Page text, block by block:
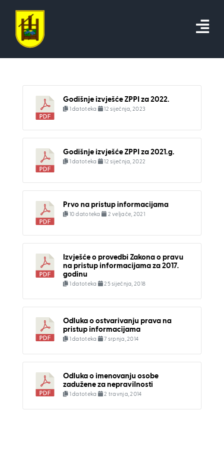
content
Godišnje izvješće ZPPI za 2022.
1 datoteka 12 siječnja, 2023
Godišnje izvješće ZPPI za 2021.g.
1 datoteka 12 siječnja, 2022
Prvo na pristup informacijama
10 datoteka 2 veljače, 2021
Izvješće o provedbi Zakona o pravu
na pristup informacijama za 2017.
godinu
1 datoteka 25 siječnja, 2018
Odluka o ostvarivanju prava na
pristup informacijama
1 datoteka 7 srpnja, 2014
Odluka o imenovanju osobe
zadužene za nepravilnosti
1 datoteka 2 travnja, 2014